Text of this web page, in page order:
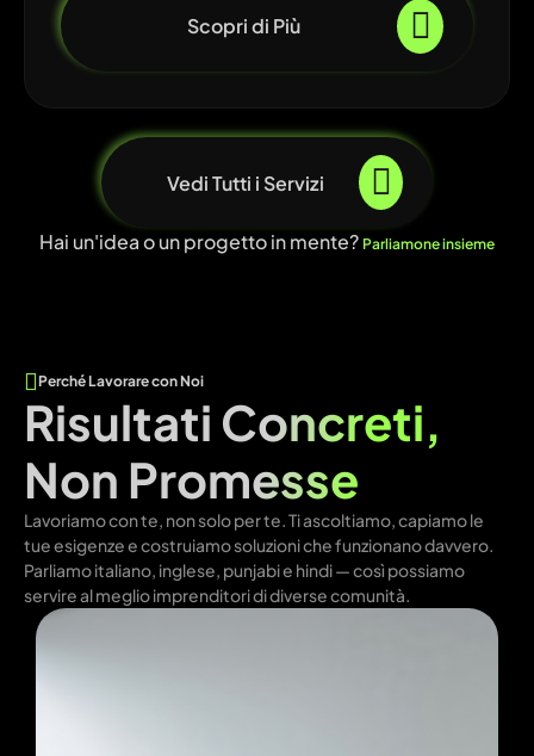
Scopri di Più
Vedi Tutti i Servizi
Hai un'idea o un progetto in mente? Parliamone insieme
Perché Lavorare con Noi
Risultati Concreti,
Non Promesse
Lavoriamo con te, non solo per te. Ti ascoltiamo, capiamo le
tue esigenze e costruiamo soluzioni che funzionano davvero.
Parliamo italiano, inglese, punjabi e hindi — così possiamo
servire al meglio imprenditori di diverse comunità.